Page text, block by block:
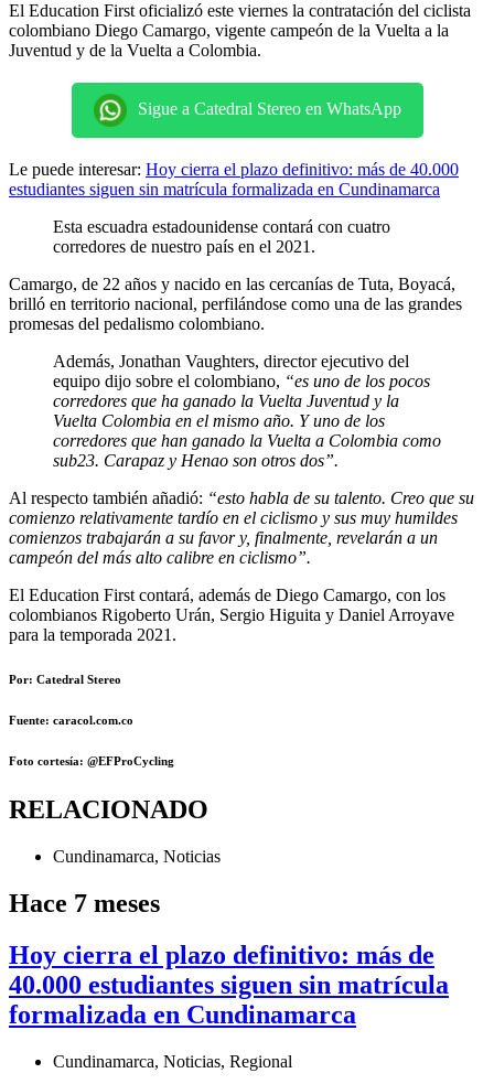
El Education First oficializó este viernes la contratación del ciclista
colombiano Diego Camargo, vigente campeón de la Vuelta a la
Juventud y de la Vuelta a Colombia.
Sigue a Catedral Stereo en WhatsApp
Le puede interesar: Hoy cierra el plazo definitivo: más de 40.000
estudiantes siguen sin matrícula formalizada en Cundinamarca
Esta escuadra estadounidense contará con cuatro
corredores de nuestro país en el 2021.
Camargo, de 22 años y nacido en las cercanías de Tuta, Boyacá,
brilló en territorio nacional, perfilándose como una de las grandes
promesas del pedalismo colombiano.
Además, Jonathan Vaughters, director ejecutivo del
equipo dijo sobre el colombiano, “es uno de los pocos
corredores que ha ganado la Vuelta Juventud y la
Vuelta Colombia en el mismo año. Y uno de los
corredores que han ganado la Vuelta a Colombia como
sub23. Carapaz y Henao son otros dos”.
Al respecto también añadió: “esto habla de su talento. Creo que su
comienzo relativamente tardío en el ciclismo y sus muy humildes
comienzos trabajarán a su favor y, finalmente, revelarán a un
campeón del más alto calibre en ciclismo”.
El Education First contará, además de Diego Camargo, con los
colombianos Rigoberto Urán, Sergio Higuita y Daniel Arroyave
para la temporada 2021.
Por: Catedral Stereo
Fuente: caracol.com.co
Foto cortesía: @EFProCycling
RELACIONADO
Cundinamarca, Noticias
Hace 7 meses
Hoy cierra el plazo definitivo: más de
40.000 estudiantes siguen sin matrícula
formalizada en Cundinamarca
Cundinamarca, Noticias, Regional